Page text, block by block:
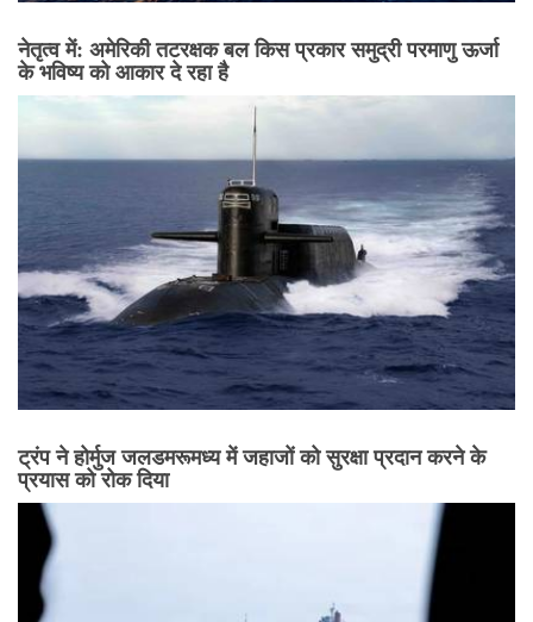
नेतृत्व में: अमेरिकी तटरक्षक बल किस प्रकार समुद्री परमाणु ऊर्जा
के भविष्य को आकार दे रहा है
ट्रंप ने होर्मुज जलडमरूमध्य में जहाजों को सुरक्षा प्रदान करने के
प्रयास को रोक दिया